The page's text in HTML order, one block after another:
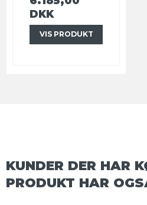
DKK
VIS PRODUKT
KUNDER DER HAR
PRODUKT HAR